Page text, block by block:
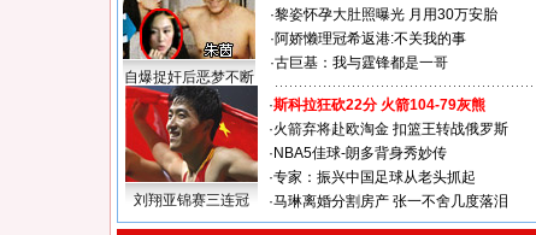
自爆捉奸后恶梦不断
·黎姿怀孕大肚照曝光 月用30万安胎
·阿娇懒理冠希返港:不关我的事
·古巨基：我与霆锋都是一哥
刘翔亚锦赛三连冠
·斯科拉狂砍22分 火箭104-79灰熊
·火箭弃将赴欧淘金 扣篮王转战俄罗斯
· NBA5佳球-朗多背身秀妙传
·专家：振兴中国足球从老头抓起
·马琳离婚分割房产 张一不舍几度落泪